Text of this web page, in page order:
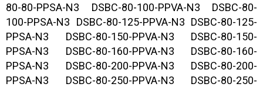
80-80-PPSA-N3 DSBC-80-100-PPVA-N3 DSBC-80-
100-PPSA-N3 DSBC-80-125-PPVA-N3 DSBC-80-125-
PPSA-N3 DSBC-80-150-PPVA-N3 DSBC-80-150-
PPSA-N3 DSBC-80-160-PPVA-N3 DSBC-80-160-
PPSA-N3 DSBC-80-200-PPVA-N3 DSBC-80-200-
PPSA-N3 DSBC-80-250-PPVA-N3 DSBC-80-250-